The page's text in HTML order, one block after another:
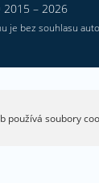
– 2026
je bez souhlasu
používá soubory